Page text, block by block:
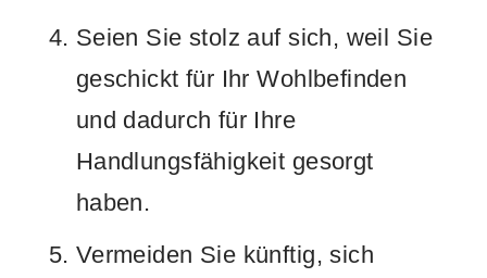
Seien Sie stolz auf sich, weil Sie
geschickt für Ihr Wohlbefinden
und dadurch für Ihre
Handlungsfähigkeit gesorgt
haben.
Vermeiden Sie künftig, sich